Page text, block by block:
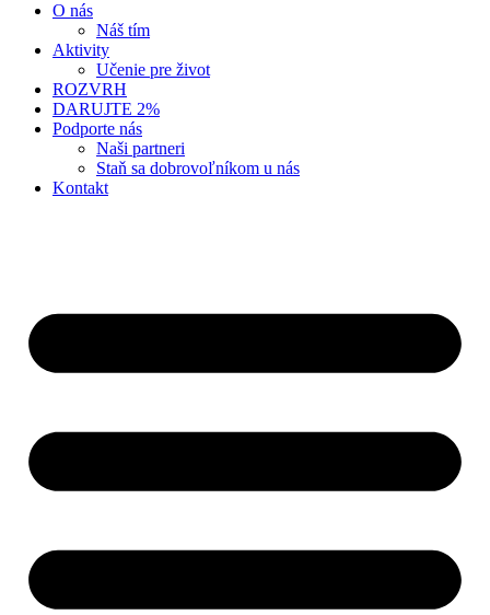
O nás
Náš tím
Aktivity
Učenie pre život
ROZVRH
DARUJTE 2%
Podporte nás
Naši partneri
Staň sa dobrovoľníkom u nás
Kontakt